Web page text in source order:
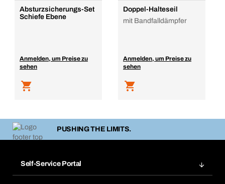
Absturzsicherungs-Set
Schiefe Ebene
Anmelden, um Preise zu
sehen
Doppel-Halteseil
mit Bandfalldämpfer
Anmelden, um Preise zu
sehen
PUSHING THE LIMITS.
Self-Service Portal